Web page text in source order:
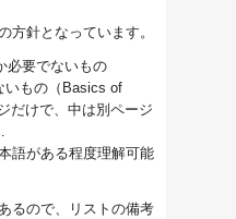
方針となっています。
必要でないもの
いもの（Basics of
だけで、中は別ページ
語がある程度理解可能
るので、リストの備考